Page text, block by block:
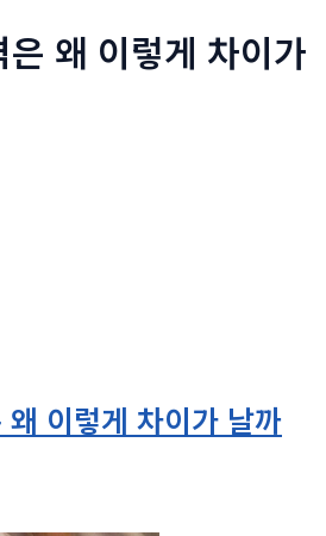
왜 이렇게 차이가
이렇게 차이가 날까